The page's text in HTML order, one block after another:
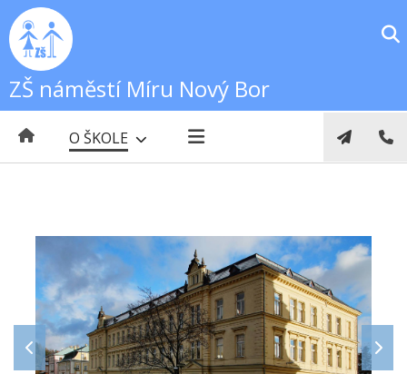
ZŠ náměstí Míru Nový Bor
O ŠKOLE